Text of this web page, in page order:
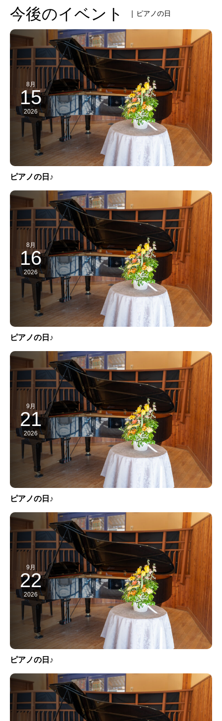
今後のイベント | ピアノの日
8月
15
2026
ピアノの日♪
8月
16
2026
ピアノの日♪
9月
21
2026
ピアノの日♪
9月
22
2026
ピアノの日♪